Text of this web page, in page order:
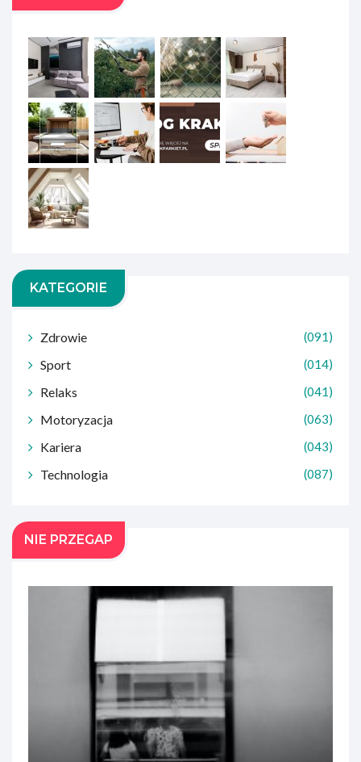
KATEGORIE
Zdrowie (091)
Sport (014)
Relaks (041)
Motoryzacja (063)
Kariera (043)
Technologia (087)
NIE PRZEGAP